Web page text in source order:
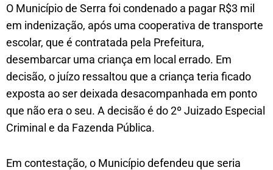
O Município de Serra foi condenado a pagar R$3 mil
em indenização, após uma cooperativa de transporte
escolar, que é contratada pela Prefeitura,
desembarcar uma criança em local errado. Em
decisão, o juízo ressaltou que a criança teria ficado
exposta ao ser deixada desacompanhada em ponto
que não era o seu. A decisão é do 2º Juizado Especial
Criminal e da Fazenda Pública.
Em contestação, o Município defendeu que seria